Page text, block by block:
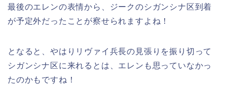
最後のエレンの表情から、ジークのシガンシナ区到着
が予定外だったことが察せられますよね！
となると、やはりリヴァイ兵長の見張りを振り切って
シガンシナ区に来れるとは、エレンも思っていなかっ
たのかもですね！